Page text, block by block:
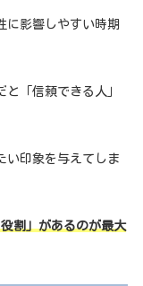
に影響しやすい時期
「信頼できる人」
い印象を与えてしま
割」があるのが最大